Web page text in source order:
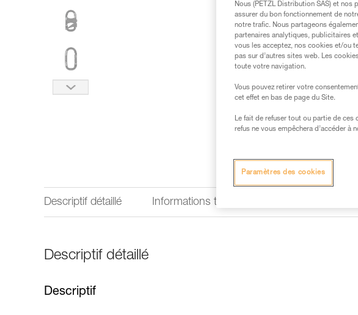
Descriptif détaillé Informations techniques
Descriptif détaillé
Descriptif
Nous (PETZL Distribution SAS) et
assurer du bon fonctionnement de
notre trafic. Nous partageons
partenaires analytiques, publicitaires
vous les acceptez, nos cookies et/ou
pas sur d’autres sites web. Les
toute votre navigation.
Vous pouvez retirer votre
cet effet en bas de page du Site.
Le fait de refuser tout ou partie de
refus ne vous empêchera d’accéder à
Paramètres des cookies